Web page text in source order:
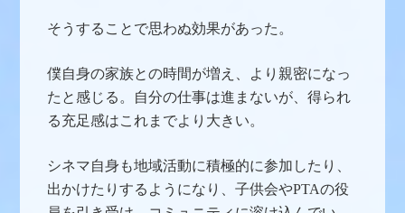
そうすることで思わぬ効果があった。
僕自身の家族との時間が増え、より親密になっ
たと感じる。自分の仕事は進まないが、得られ
る充足感はこれまでより大きい。
シネマ自身も地域活動に積極的に参加したり、
出かけたりするようになり、子供会やPTAの役